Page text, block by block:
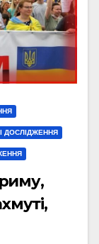
ДОСЛІДЖЕННЯ